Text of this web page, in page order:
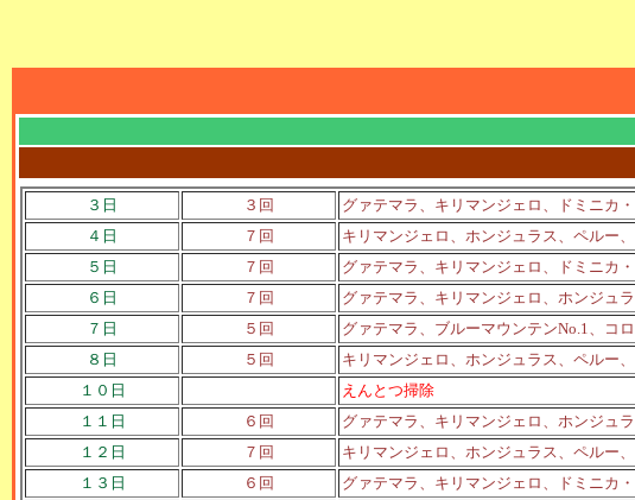
３日 ３回
グァテマラ、キリマンジェロ、ドミニカ
４日
７回
キリマンジェロ、ホンジュラス、ペルー
５日
７回
グァテマラ、キリマンジェロ、ドミニカ
６日
７回
グァテマラ、キリマンジェロ、ホンジュ
７日
５回
グァテマラ、ブルーマウンテンNo.1、コ
８日
５回
キリマンジェロ、ホンジュラス、ペルー
１０日
えんとつ掃除
１１日
６回
グァテマラ、キリマンジェロ、ホンジュ
１２日
７回
キリマンジェロ、ホンジュラス、ペルー
１３日
６回
グァテマラ、キリマンジェロ、ドミニカ